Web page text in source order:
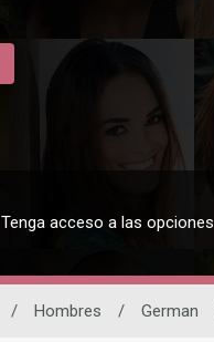
Tenga acceso a las
/ Hombres / German